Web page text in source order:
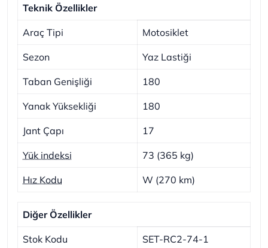
Teknik Özellikler
Araç Tipi Motosiklet
Sezon Yaz Lastiği
Taban Genişliği 180
Yanak Yüksekliği 180
Jant Çapı 17
Yük indeksi 73 (365 kg)
Hız Kodu W (270 km)
Diğer Özellikler
Stok Kodu SET-RC2-74-1